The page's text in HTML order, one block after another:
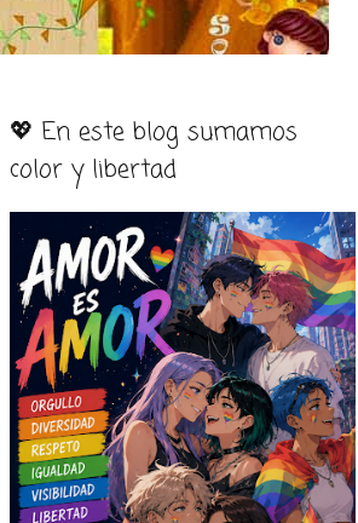
💖 En este blog sumamos
color y libertad